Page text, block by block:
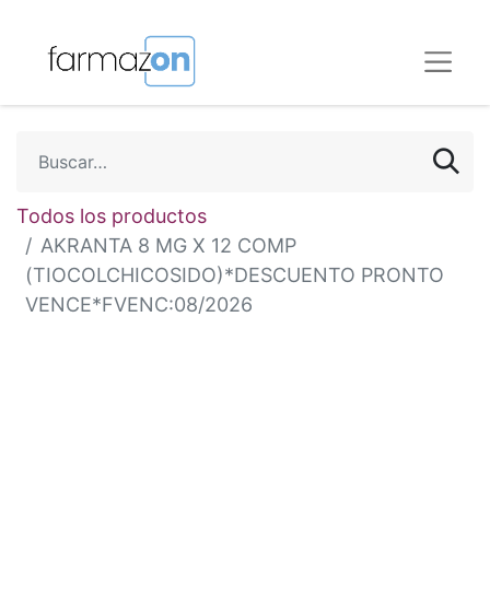
Todos los productos
AKRANTA 8 MG X 12 COMP
(TIOCOLCHICOSIDO)*DESCUENTO PRONTO
VENCE*FVENC:08/2026